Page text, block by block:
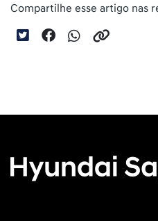
Compartilhe esse artigo nas